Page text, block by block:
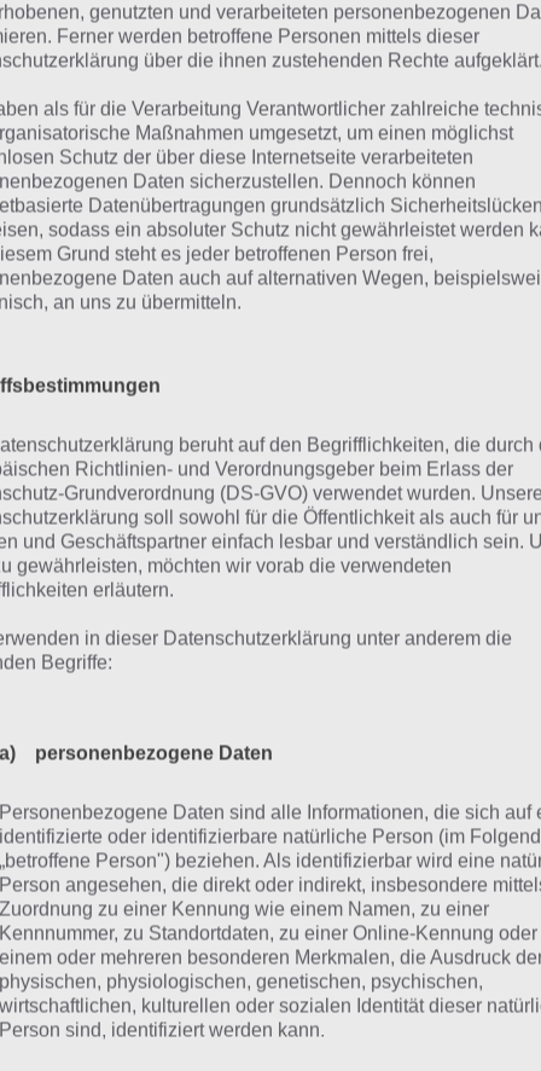
49 oder EuroJackpot spielen will. Nun kann man ein Feld
oder selbst auswählend seine Kreuze setzen.
spielen kann, man sich diesen per Tap auf das
Tipp abgeben in der Lotto24 App
folgen weitere Angaben, wann man spielen will
auch in der Zusatzlotterie Glücksspirale, Spiel 77 und /
links sieht man auch immer seine Ausgaben für
weiß, wie viel man zahlen muss. Abschließend klickt
man bereits einen Lotto24 Account hat, kann man
muss man sich zunächst registrieren und später
denn Lotto ist erst ab 18 Jahren erlaubt. Hat
seinen Tipp bestägit, nimmt man offiziell an der
genutzten und verarbeiteten personenbezogenen
Ferner werden betroffene Personen mittels dieser
über die ihnen zustehenden Rechte aufgeklärt.
als für die Verarbeitung Verantwortlicher zahlreiche
Maßnahmen umgesetzt, um einen möglichst
Schutz der über diese Internetseite verarbeiteten
Daten sicherzustellen. Dennoch können
Datenübertragungen grundsätzlich Sicherheitslücken
sodass ein absoluter Schutz nicht gewährleistet werden
Grund steht es jeder betroffenen Person frei,
Daten auch auf alternativen Wegen,
an uns zu übermitteln.
beruht auf den Begrifflichkeiten, die durch
Richtlinien- und Verordnungsgeber beim Erlass der
Grundverordnung (DS-GVO) verwendet wurden. Unsere
soll sowohl für die Öffentlichkeit als auch für
und Geschäftspartner einfach lesbar und verständlich sein.
gewährleisten, möchten wir vorab die verwendeten
erläutern.
in dieser Datenschutzerklärung unter anderem die
Begriffe:
a) personenbezogene Daten
Personenbezogene Daten sind alle Informationen, die sich auf
identifizierte oder identifizierbare natürliche Person (im
„betroffene Person") beziehen. Als identifizierbar wird eine
Person angesehen, die direkt oder indirekt, insbesondere
Zuordnung zu einer Kennung wie einem Namen, zu einer
Kennnummer, zu Standortdaten, zu einer Online-Kennung oder
einem oder mehreren besonderen Merkmalen, die Ausdruck
physischen, physiologischen, genetischen, psychischen,
wirtschaftlichen, kulturellen oder sozialen Identität dieser
Person sind, identifiziert werden kann.